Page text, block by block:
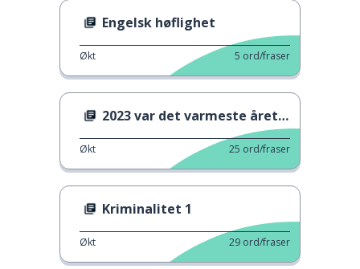
Engelsk høflighet
Økt 5 ord/fraser
2023 var det varmeste året som er registrert
Økt 25 ord/fraser
Kriminalitet 1
Økt 29 ord/fraser